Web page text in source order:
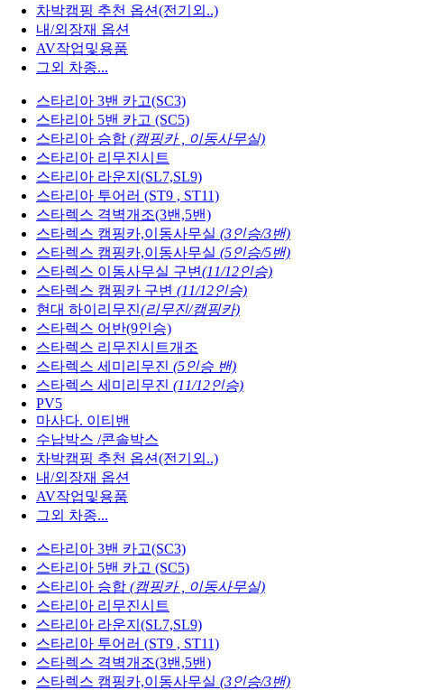
차박캠핑 추천 옵션(전기외..)
내/외장재 옵션
AV작업및용품
그외 차종...
스타리아 3밴 카고(SC3)
스타리아 5밴 카고 (SC5)
스타리아 승합 (캠핑카 , 이동사무실)
스타리아 리무진시트
스타리아 라운지(SL7,SL9)
스타리아 투어러 (ST9 , ST11)
스타렉스 격벽개조(3밴,5밴)
스타렉스 캠핑카,이동사무실 (3인승/3밴)
스타렉스 캠핑카,이동사무실 (5인승/5밴)
스타렉스 이동사무실 구변(11/12인승)
스타렉스 캠핑카 구변 (11/12인승)
현대 하이리무진(리무진/캠핑카)
스타렉스 어반(9인승)
스타렉스 리무진시트개조
스타렉스 세미리무진 (5인승 밴)
스타렉스 세미리무진 (11/12인승)
PV5
마사다. 이티밴
수납박스 /콘솔박스
차박캠핑 추천 옵션(전기외..)
내/외장재 옵션
AV작업및용품
그외 차종...
스타리아 3밴 카고(SC3)
스타리아 5밴 카고 (SC5)
스타리아 승합 (캠핑카 , 이동사무실)
스타리아 리무진시트
스타리아 라운지(SL7,SL9)
스타리아 투어러 (ST9 , ST11)
스타렉스 격벽개조(3밴,5밴)
스타렉스 캠핑카,이동사무실 (3인승/3밴)